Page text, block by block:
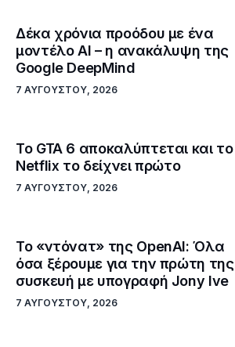
Δέκα χρόνια προόδου με ένα
μοντέλο ΑΙ – η ανακάλυψη της
Google DeepMind
7 ΑΥΓΟΎΣΤΟΥ, 2026
Το GTA 6 αποκαλύπτεται και το
Netflix το δείχνει πρώτο
7 ΑΥΓΟΎΣΤΟΥ, 2026
Το «ντόνατ» της OpenAI: Όλα
όσα ξέρουμε για την πρώτη της
συσκευή με υπογραφή Jony Ive
7 ΑΥΓΟΎΣΤΟΥ, 2026